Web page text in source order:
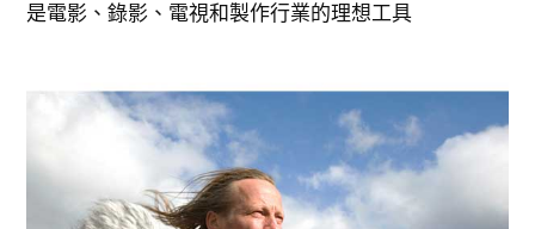
是電影、錄影、電視和製作行業的理想工具